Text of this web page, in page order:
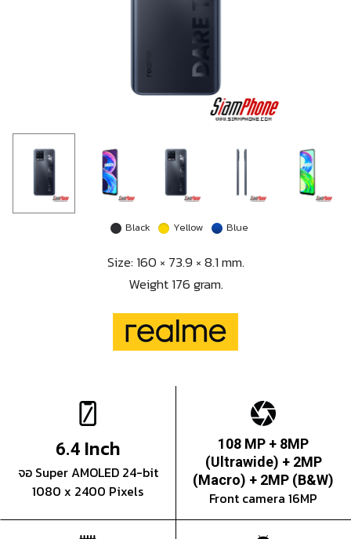
Black Yellow Blue
Size: 160 × 73.9 × 8.1 mm.
Weight 176 gram.
6.4 Inch
จอ Super AMOLED 24-bit
1080 x 2400 Pixels
108 MP + 8MP
(Ultrawide) + 2MP
(Macro) + 2MP (B&W)
Front camera 16MP